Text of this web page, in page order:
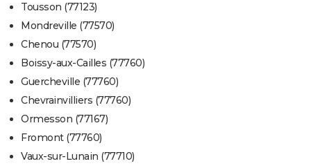
Tousson (77123)
Mondreville (77570)
Chenou (77570)
Boissy-aux-Cailles (77760)
Guercheville (77760)
Chevrainvilliers (77760)
Ormesson (77167)
Fromont (77760)
Vaux-sur-Lunain (77710)